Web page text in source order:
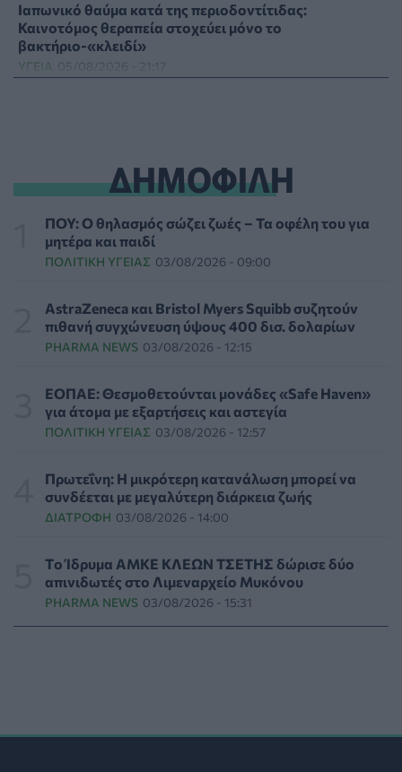
Ιαπωνικό θαύμα κατά της περιοδοντίτιδας:
Καινοτόμος θεραπεία στοχεύει μόνο το
βακτήριο-«κλειδί»
ΥΓΕΊΑ 05/08/2026 - 21:17
WWF Ελλάς: Περισσότερα από 180.000 στρέμματα
δάσους κάηκαν σε λίγες μόνο μέρες
ΕΠΙΚΑΙΡΌΤΗΤΑ 05/08/2026 - 20:16
διακομιδών στη Στερεά Ελλάδα με τα νέα
ασθενοφόρα»
ΠΟΛΙΤΙΚΉ ΥΓΕΊΑΣ 05/08/2026 - 19:49
Οι πέντε λόγοι για τους οποίους η διατροφή πρέπει να
καθοδηγείται από κλινικό διαιτολόγο
HEALTH TALK 05/08/2026 - 18:59
Ψυχοκοινωνική υποστήριξη στους πυρόπληκτους της
Δυτικής Αττικής από τον ΕΕΣ
ΕΠΙΚΑΙΡΌΤΗΤΑ 05/08/2026 - 18:34
Νέα μελέτη: Η μοναξιά και οι επιπτώσεις της στην
γενική υγεία σε σύγκριση με την κοινωνική
απομόνωση
ΔΗΜΟΦΙΛΗ
ΠΟΥ: Ο θηλασμός σώζει ζωές – Τα οφέλη του για
μητέρα και παιδί
ΠΟΛΙΤΙΚΉ ΥΓΕΊΑΣ 03/08/2026 - 09:00
AstraZeneca και Bristol Myers Squibb συζητούν
πιθανή συγχώνευση ύψους 400 δισ. δολαρίων
PHARMA NEWS 03/08/2026 - 12:15
ΕΟΠΑΕ: Θεσμοθετούνται μονάδες «Safe Haven»
για άτομα με εξαρτήσεις και αστεγία
ΠΟΛΙΤΙΚΉ ΥΓΕΊΑΣ 03/08/2026 - 12:57
Πρωτεΐνη: Η μικρότερη κατανάλωση μπορεί να
συνδέεται με μεγαλύτερη διάρκεια ζωής
ΔΙΑΤΡΟΦΉ 03/08/2026 - 14:00
Tο Ίδρυμα ΑΜΚΕ ΚΛΕΩΝ ΤΣΕΤΗΣ δώρισε δύο
απινιδωτές στο Λιμεναρχείο Μυκόνου
PHARMA NEWS 03/08/2026 - 15:31